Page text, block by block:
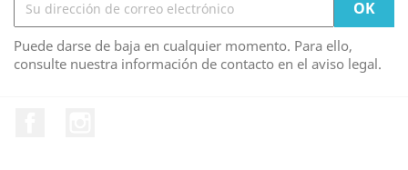
Puede darse de baja en cualquier momento. Para ello,
consulte nuestra información de contacto en el aviso legal.